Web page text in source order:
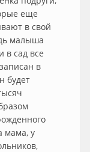
еще
в свой
малыша
в сад все
в
будет
мама, у